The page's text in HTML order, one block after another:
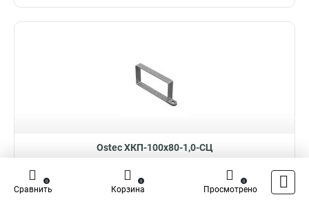
Ostec ХКП-100х80-1,0-СЦ
Хомут крышки поясной 100х80, толщ. 1,0 мм, Сендзимир цинк
Сравнить
0
Корзина
0
Просмотрено
0